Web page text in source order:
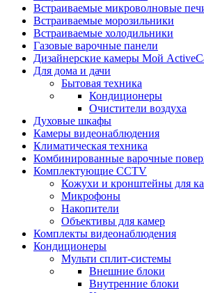
Встраиваемые микроволновые
Встраиваемые морозильники
Встраиваемые холодильники
Газовые варочные панели
Дизайнерские камеры Мой
Для дома и дачи
Бытовая техника
Кондиционеры
Очистители воздуха
Духовые шкафы
Камеры видеонаблюдения
Климатическая техника
Комбинированные варочные
Комплектующие CCTV
Кожухи и кронштейны для
Микрофоны
Накопители
Объективы для камер
Комплекты видеонаблюдения
Кондиционеры
Мульти сплит-системы
Внешние блоки
Внутренние блоки